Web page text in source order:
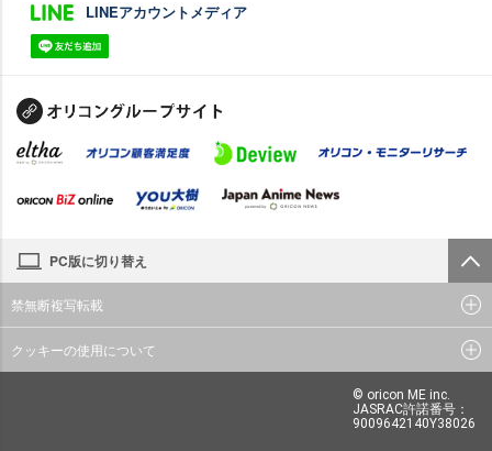
LINEアカウントメディア
PC版に切り替え
禁無断複写転載
クッキーの使用について
© oricon ME inc.
JASRAC許諾番号：
9009642140Y38026